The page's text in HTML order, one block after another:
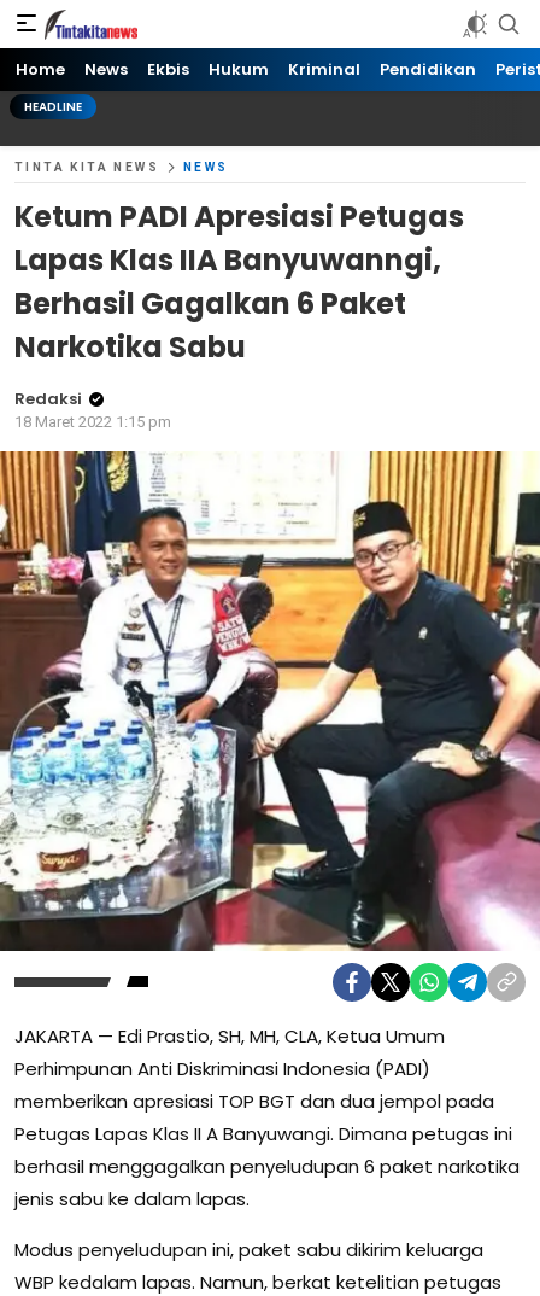
Tinta kita News
Informasi Terkini
Home News Ekbis Hukum Kriminal Pendidikan
HEADLINE
TINTA KITA NEWS NEWS
Ketum PADI Apresiasi Petugas
Lapas Klas IIA Banyuwanngi,
Berhasil Gagalkan 6 Paket
Narkotika Sabu
Redaksi
18 Maret 2022 1:15 pm
JAKARTA — Edi Prastio, SH, MH, CLA, Ketua Umum
Perhimpunan Anti Diskriminasi Indonesia (PADI)
memberikan apresiasi TOP BGT dan dua jempol pada
Petugas Lapas Klas II A Banyuwangi. Dimana petugas ini
berhasil menggagalkan penyeludupan 6 paket narkotika
jenis sabu ke dalam lapas.
Modus penyeludupan ini, paket sabu dikirim keluarga
WBP kedalam lapas. Namun, berkat ketelitian petugas